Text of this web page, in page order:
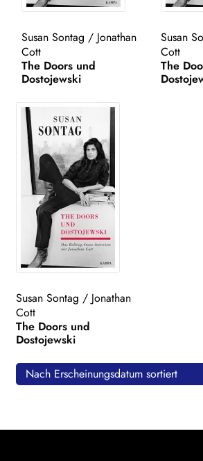
Search:
Susan Sontag / Jonathan
Cott
The Doors und
Dostojewski
Susan
Cott
The
Susan Sontag / Jonathan
Cott
The Doors und
Dostojewski
Nach Erscheinungsdatum sortiert